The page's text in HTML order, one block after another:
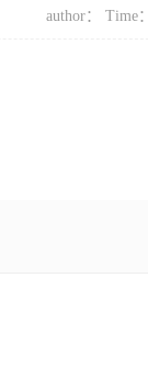
author： Time